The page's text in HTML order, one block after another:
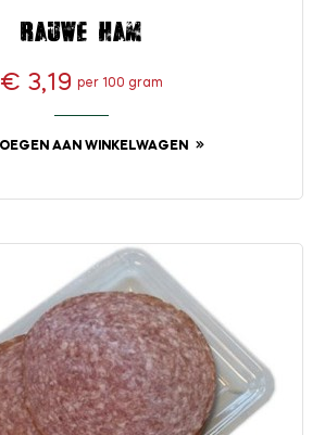
Rauwe ham
Prijs
€ 3,19 per 100 gram
AAN WINKELWAGEN